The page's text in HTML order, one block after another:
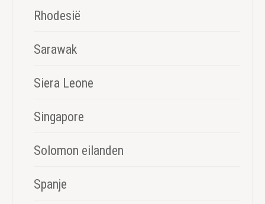
Rhodesië
Sarawak
Siera Leone
Singapore
Solomon eilanden
Spanje